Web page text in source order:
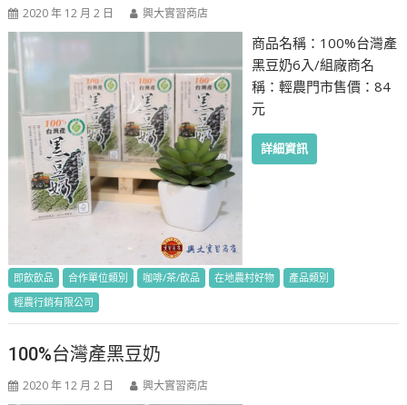
2020 年 12 月 2 日 興大實習商店
商品名稱：100%台灣產
黑豆奶6入/組廠商名
稱：輕農門市售價：84
元
詳細資訊
即飲飲品 合作單位類別 咖啡/茶/飲品 在地農村好物
產品類別
輕農行銷有限公司
100%台灣產黑豆奶
2020 年 12 月 2 日 興大實習商店